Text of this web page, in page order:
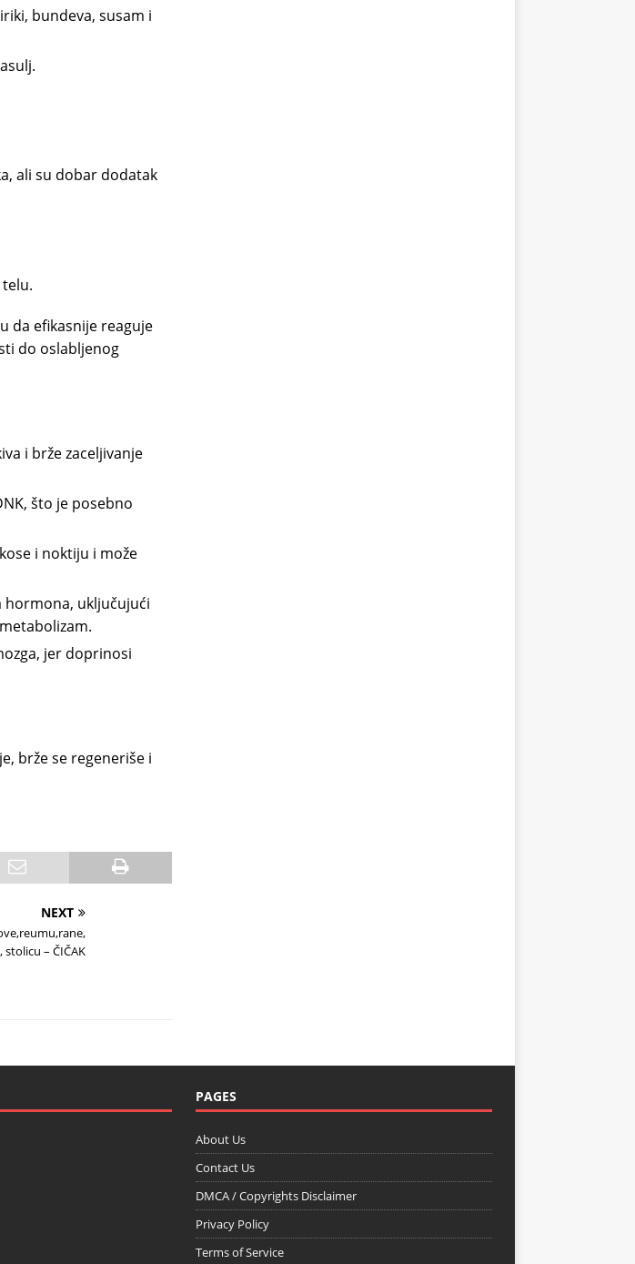
bundeva, susam i
ali su dobar dodatak
da efikasnije reaguje
do oslabljenog
i brže zaceljivanje
što je posebno
i noktiju i može
hormona, uključujući
jer doprinosi
brže se regeneriše i
NEXT
stolicu – ČIČAK
PAGES
About Us
Contact Us
DMCA / Copyrights Disclaimer
Privacy Policy
Terms of Service